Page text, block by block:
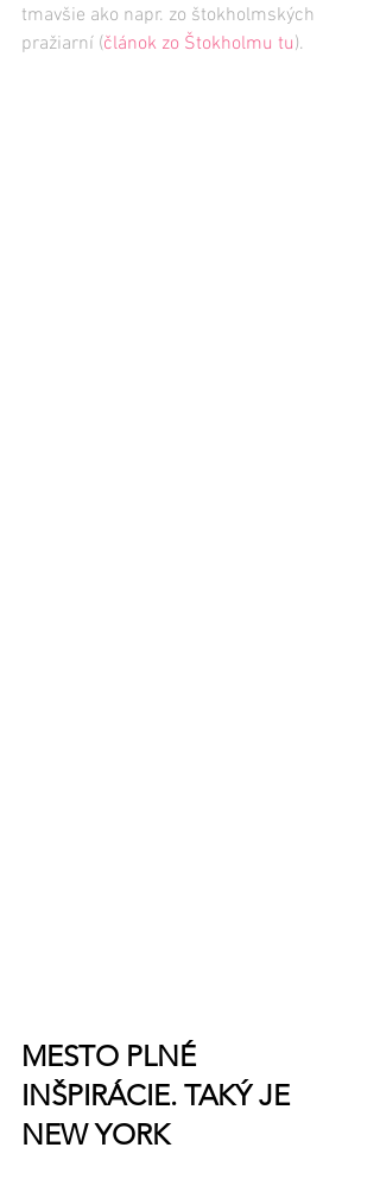
tmavšie ako napr. zo štokholmských
pražiarní (článok zo Štokholmu tu).
MESTO PLNÉ
INŠPIRÁCIE. TAKÝ JE
NEW YORK